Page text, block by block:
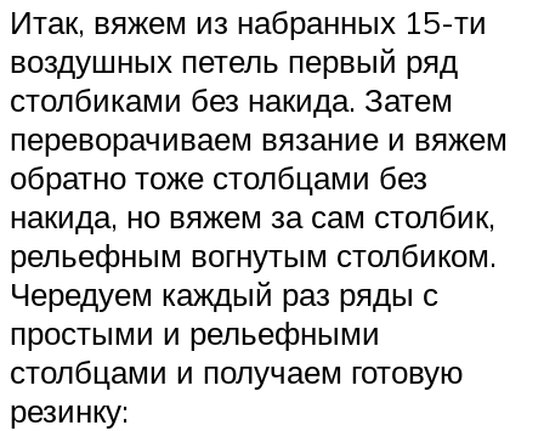
Итак, вяжем из набранных 15-ти
воздушных петель первый ряд
столбиками без накида. Затем
переворачиваем вязание и вяжем
обратно тоже столбцами без
накида, но вяжем за сам столбик,
рельефным вогнутым столбиком.
Чередуем каждый раз ряды с
простыми и рельефными
столбцами и получаем готовую
резинку: